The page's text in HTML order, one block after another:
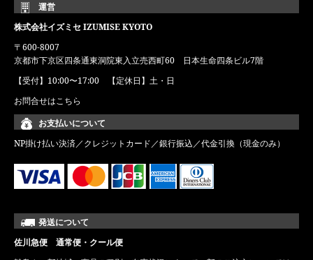
運営
株式会社イズミセ IZUMISE KYOTO
〒600-8007
京都市下京区四条通東洞院東入立売西町60 日本生命四条ビル7階
【受付】10:00〜17:00 【定休日】土・日
お問合せはこちら
お支払いについて
NP掛け払い決済／クレジットカード／銀行振込／代金引換（現金のみ）
発送について
佐川急便 通常便・クール便